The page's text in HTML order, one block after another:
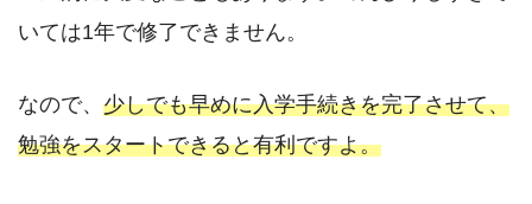
いては1年で修了できません。
なので、 少しでも早めに入学手続きを完了させて、
勉強をスタートできると有利ですよ。